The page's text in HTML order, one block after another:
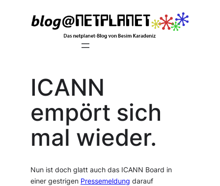
ICANN
empört sich
mal wieder.
Nun ist doch glatt auch das ICANN Board in
einer gestrigen Pressemeldung darauf